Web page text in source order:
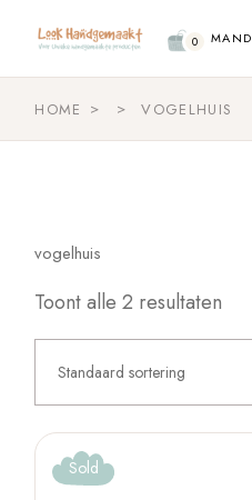
content
0 MAND
HOME VOGELHUIS
vogelhuis
Toont alle 2 resultaten
Standaard sortering
Sold